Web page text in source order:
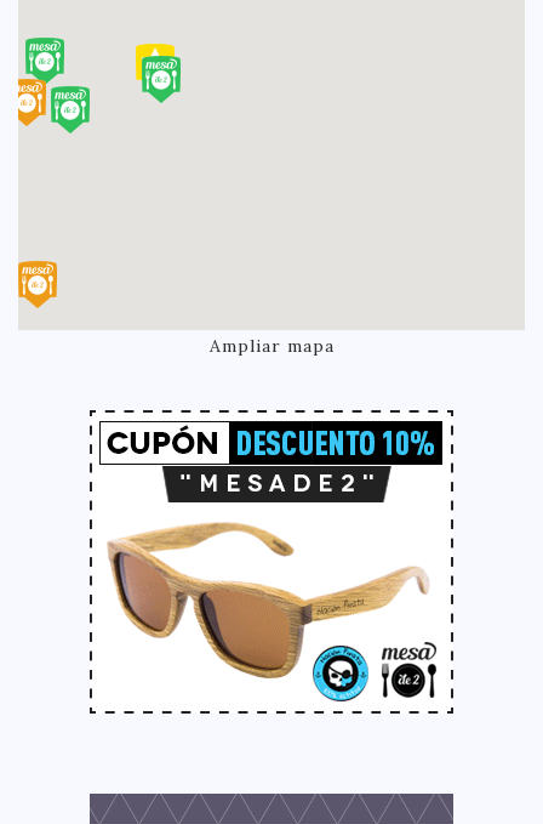
Ampliar mapa